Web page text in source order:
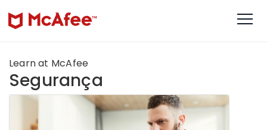
Learn at McAfee
Segurança